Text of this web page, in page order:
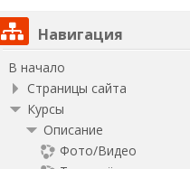
Навигация
В начало
Страницы сайта
Курсы
Описание
Фото/Видео